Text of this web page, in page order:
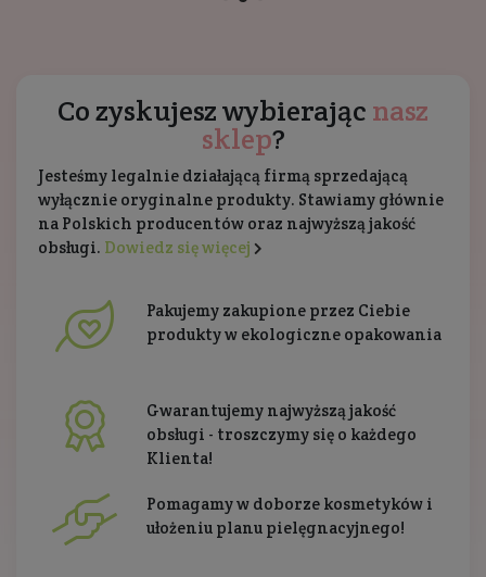
Co zyskujesz wybierając nasz
sklep?
Jesteśmy legalnie działającą firmą sprzedającą
wyłącznie oryginalne produkty. Stawiamy głównie
na Polskich producentów oraz najwyższą jakość
obsługi. Dowiedz się więcej
Pakujemy zakupione przez Ciebie
produkty w ekologiczne opakowania
Gwarantujemy najwyższą jakość
obsługi - troszczymy się o każdego
Klienta!
Pomagamy w doborze kosmetyków i
ułożeniu planu pielęgnacyjnego!